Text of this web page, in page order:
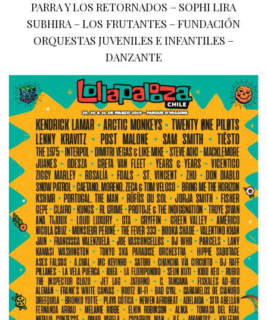
PARRA Y LOS RETORNADOS – SOPHI LIRA
SUBHIRA – LOS FRUTANTES – FUNDACIÓN
ORQUESTAS JUVENILES E INFANTILES –
DANZANTE